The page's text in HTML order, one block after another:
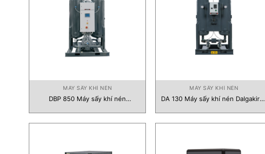
MÁY SẤY KHÍ NÉN
DBP 850 Máy sấy khí nén
MÁY SẤY KHÍ NÉN
DA 130 Máy sấy khí nén Dalgakiran